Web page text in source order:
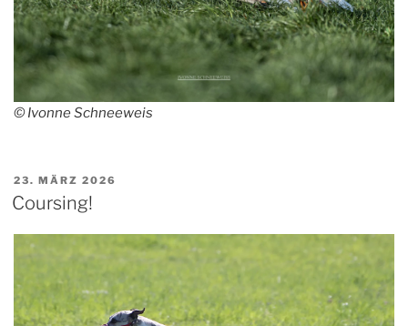
© Ivonne Schneeweis
VERÖFFENTLICHT
AM
23. MÄRZ 2026
Coursing!